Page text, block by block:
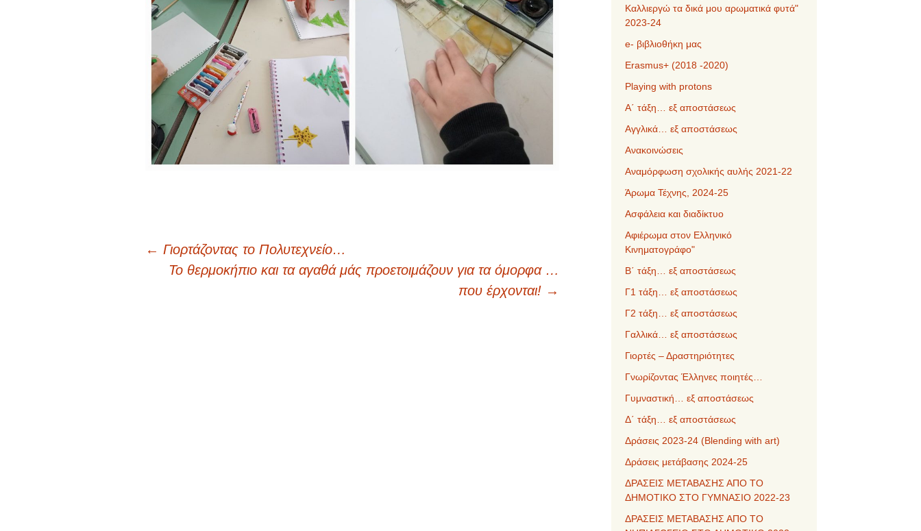
← Γιορτάζοντας το Πολυτεχνείο…
Το θερμοκήπιο και τα αγαθά μάς προετοιμάζουν για τα όμορφα …
που έρχονται! →
Καλλιεργώ τα δικά μου αρωματικά φυτά"
2023-24
e- βιβλιοθήκη μας
Erasmus+ (2018 -2020)
Playing with protons
Α΄ τάξη… εξ αποστάσεως
Αγγλικά… εξ αποστάσεως
Ανακοινώσεις
Αναμόρφωση σχολικής αυλής 2021-22
Άρωμα Τέχνης, 2024-25
Ασφάλεια και διαδίκτυο
Αφιέρωμα στον Ελληνικό
Κινηματογράφο"
Β΄ τάξη… εξ αποστάσεως
Γ1 τάξη… εξ αποστάσεως
Γ2 τάξη… εξ αποστάσεως
Γαλλικά… εξ αποστάσεως
Γιορτές – Δραστηριότητες
Γνωρίζοντας Έλληνες ποιητές…
Γυμναστική… εξ αποστάσεως
Δ΄ τάξη… εξ αποστάσεως
Δράσεις 2023-24 (Blending with art)
Δράσεις μετάβασης 2024-25
ΔΡΑΣΕΙΣ ΜΕΤΑΒΑΣΗΣ ΑΠΟ ΤΟ
ΔΗΜΟΤΙΚΟ ΣΤΟ ΓΥΜΝΑΣΙΟ 2022-23
ΔΡΑΣΕΙΣ ΜΕΤΑΒΑΣΗΣ ΑΠΟ ΤΟ